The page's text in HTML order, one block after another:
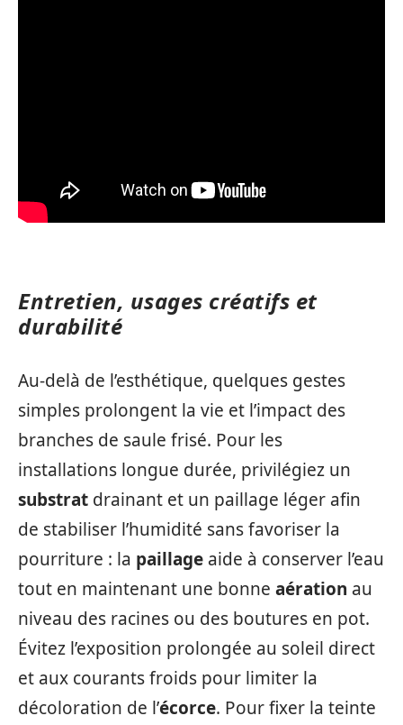
Entretien, usages créatifs et
durabilité
Au-delà de l’esthétique, quelques gestes
simples prolongent la vie et l’impact des
branches de saule frisé. Pour les
installations longue durée, privilégiez un
substrat drainant et un paillage léger afin
de stabiliser l’humidité sans favoriser la
pourriture : la paillage aide à conserver l’eau
tout en maintenant une bonne aération au
niveau des racines ou des boutures en pot.
Évitez l’exposition prolongée au soleil direct
et aux courants froids pour limiter la
décoloration de l’écorce. Pour fixer la teinte